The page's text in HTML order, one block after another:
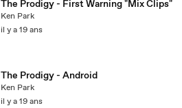
The Prodigy - First Warning "Mix Clips"
Ken Park
il y a 19 ans
The Prodigy - Android
Ken Park
il y a 19 ans